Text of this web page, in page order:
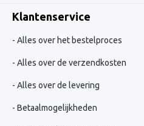
Klantenservice
Alles over het bestelproces
Alles over de verzendkosten
Alles over de levering
Betaalmogelijkheden